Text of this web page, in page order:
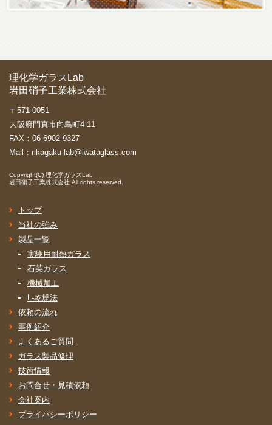
理化学ガラスLab
岩田硝子工業株式会社
〒571-0051
大阪府門真市向島町4-11
FAX：06-6902-9327
Mail： rikagaku-lab@iwataglass.com
Copyright(C) 理化学ガラスLab
岩田硝子工業株式会社 All rights reserved.
トップ
当社の強み
製品一覧
実験用耐熱ガラス
石英ガラス
機械加工
L-乾燥法
依頼の流れ
事例紹介
よくあるご質問
ガラス製品修理
技術情報
お問合せ・見積依頼
会社案内
プライバシーポリシー